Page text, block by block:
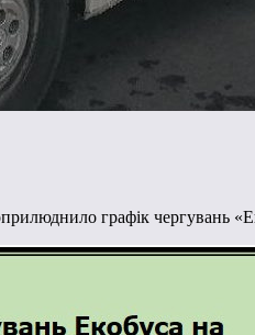
графік чергувань